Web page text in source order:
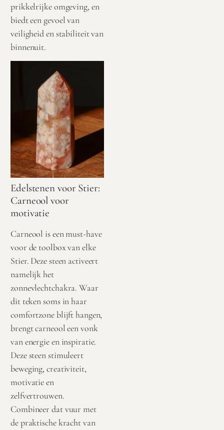
prikkelrijke omgeving, en
biedt een gevoel van
veiligheid en stabiliteit van
binnenuit.
Edelstenen voor Stier:
Carneool voor
motivatie
Carneool is een must-have
voor de toolbox van elke
Stier. Deze steen activeert
namelijk het
zonnevlechtchakra. Waar
dit teken soms in haar
comfortzone blijft hangen,
brengt carneool een vonk
van energie en inspiratie.
Deze steen stimuleert
beweging, creativiteit,
motivatie en
zelfvertrouwen.
Combineer dat vuur met
de praktische kracht van